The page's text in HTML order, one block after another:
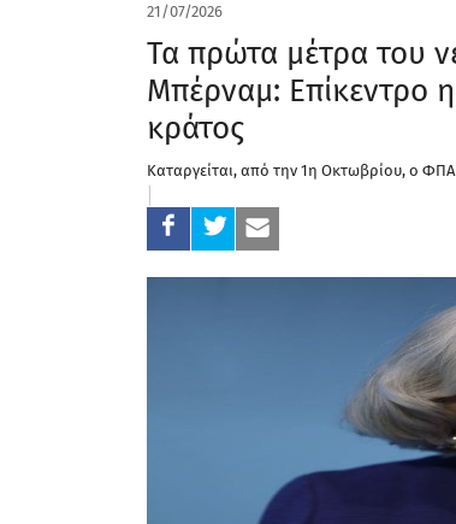
21/07/2026
Τα πρώτα μέτρα του
Μπέρναμ: Επίκεντρο
κράτος
Καταργείται, από την 1η Οκτωβρίου, ο ΦΠΑ